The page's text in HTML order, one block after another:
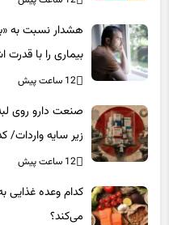
هشدار نسبت به
بیماری را با قدرت
12 ساعت پیش
صنعت دارو روی
زیر سایه واردات/
«کشور سه ماه
12 ساعت پیش
کدام وعده غذایی
می‌کند؟